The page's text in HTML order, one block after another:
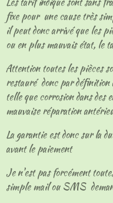
fixe pour une cause très
il peut donc arrivé que les
ou en plus mauvais état, le
Attention toutes les pièces
restauré donc par définition
telle que corrosion dans des
mauvaise réparation
La garantie est donc sur la
avant le paiement
Je n'est pas forcément
simple mail ou SMS